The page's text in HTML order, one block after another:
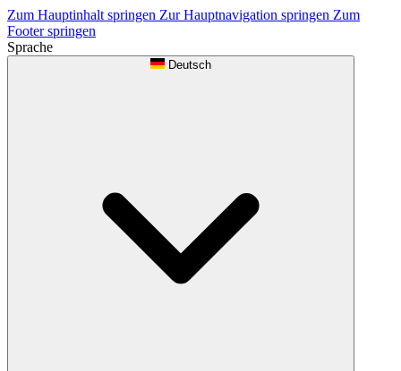
Zum Hauptinhalt springen Zur Hauptnavigation springen Zum
Footer springen
Sprache
Deutsch